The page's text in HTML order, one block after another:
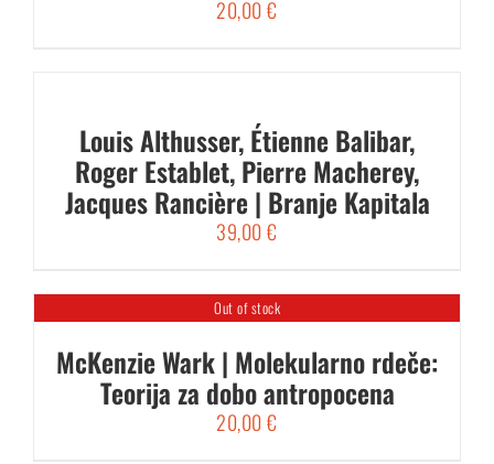
20,00€
Louis Althusser, Étienne Balibar,
Roger Establet, Pierre Macherey,
Jacques Rancière | Branje Kapitala
39,00€
Out of stock
McKenzie Wark | Molekularno rdeče:
Teorija za dobo antropocena
20,00€